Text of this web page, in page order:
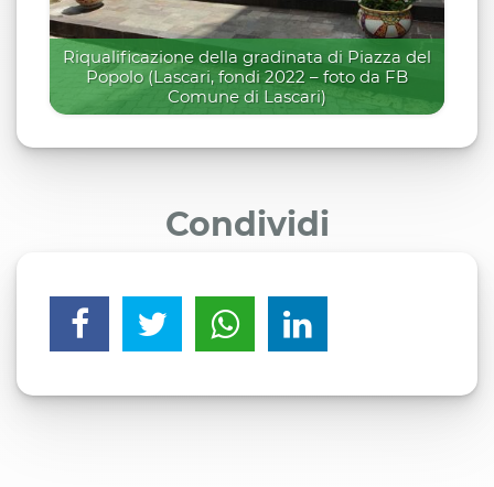
Riqualificazione della gradinata di Piazza del
Popolo (Lascari, fondi 2022 – foto da FB
Comune di Lascari)
Condividi